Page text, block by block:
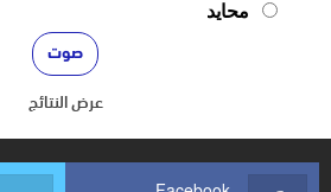
محايد
عرض النتائج